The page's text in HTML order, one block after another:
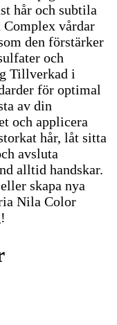
hår och subtila
vårdar
den förstärker
och
Tillverkad i
för optimal
av din
och applicera
hår, låt sitta
avsluta
alltid handskar.
skapa nya
Nila Color